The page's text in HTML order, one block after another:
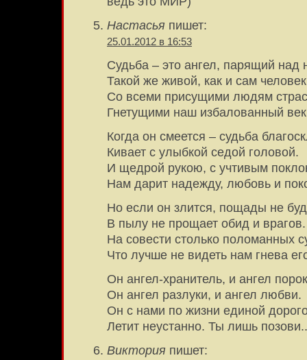
Настасья пишет:
25.01.2012 в 16:53
Судьба – это ангел, парящий над
Такой же живой, как и сам
Со всеми присущими людям
Гнетущими наш избалованный
Когда он смеется – судьба
Кивает с улыбкой седой головой.
И щедрой рукою, с учтивым
Нам дарит надежду, любовь и
Но если он злится, пощады не
В пылу не прощает обид и врагов.
На совести столько поломанных
Что лучше не видеть нам гнева
Он ангел-хранитель, и ангел
Он ангел разлуки, и ангел любви.
Он с нами по жизни единой
Летит неустанно. Ты лишь позови..
Виктория пишет: